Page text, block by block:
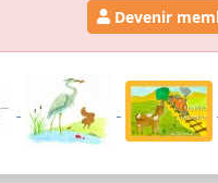
Devenir